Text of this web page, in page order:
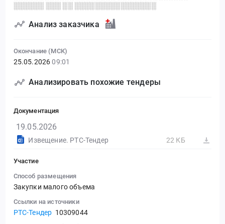
░░░░░░ ░░░ ░░ ░░░░░░░░░░░░░░░░
Анализ заказчика
Окончание (МСК)
25.05.2026 09:01
Анализировать похожие тендеры
Документация
19.05.2026
Извещение. РТС-Тендер 22 КБ
Участие
Способ размещения
Закупки малого объема
Ссылки на источники
РТС-Тендер 10309044